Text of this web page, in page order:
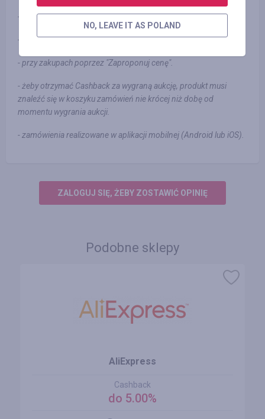
- zamówienie z działu "Daily Deals".
- zamówienie realizowane za pomocą snajperów aukcyjnych.
- przy zakupach poprzez "Zaproponuj cenę".
- żeby otrzymać Cashback za wygraną aukcję, produkt musi
znaleźć się w koszyku zamówień nie krócej niż dobę od
momentu wygrania aukcji.
- zamówienia realizowane w aplikacji mobilnej (Android lub iOS).
ZALOGUJ SIĘ, ŻEBY ZOSTAWIĆ OPINIĘ
Podobne sklepy
AliExpress
Cashback
do 5.00%
NO, LEAVE IT AS POLAND